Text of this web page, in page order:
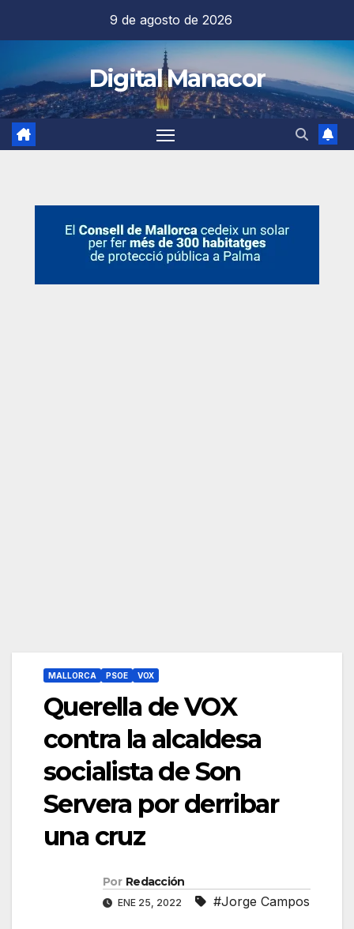
contenido
9 de agosto de 2026
Digital Manacor
MALLORCA PSOE VOX
Querella de VOX
contra la alcaldesa
socialista de Son
Servera por derribar
una cruz
Por Redacción
ENE 25, 2022
#Jorge Campos